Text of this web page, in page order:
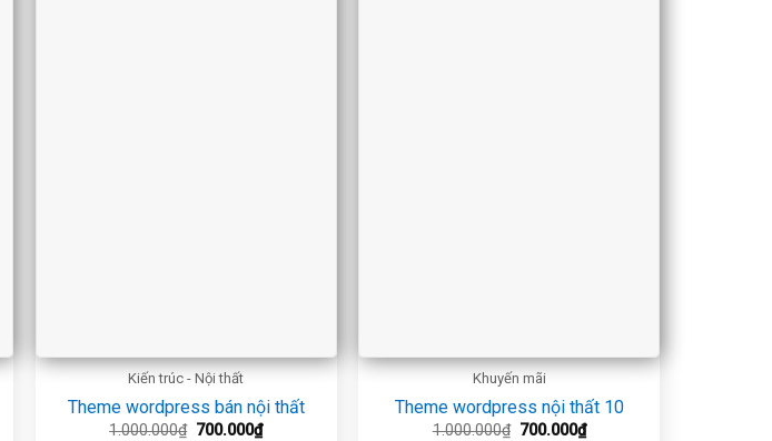
Kiến trúc - Nội thất
Theme wordpress bán nội thất
1.000.000₫ Giá
700.000₫Giá
Khuyến mãi
Theme wordpress nội thất 10
1.000.000₫ Giá
700.000₫Giá